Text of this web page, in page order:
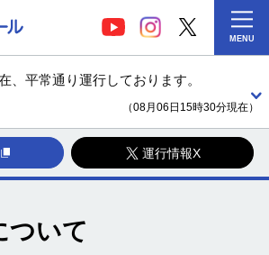
MENU
、平常通り運行しております。
（08月06日15時30分現在）
運行情報X
ついて